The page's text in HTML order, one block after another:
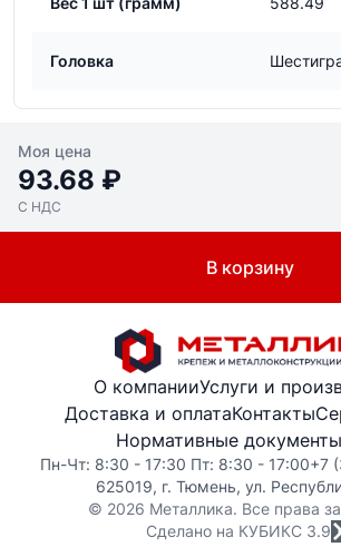
Головка
Моя цена
93.68 ₽
С НДС
В корзину
О компанииУслуги и
Доставка и оплатаКонтакты
Нормативные документы
Пн-Чт: 8:30 - 17:30 Пт: 8:30 - 17:00+7
625019, г. Тюмень, ул.
© 2026 Металлика. Все права
Сделано на КУБИКС 3.9